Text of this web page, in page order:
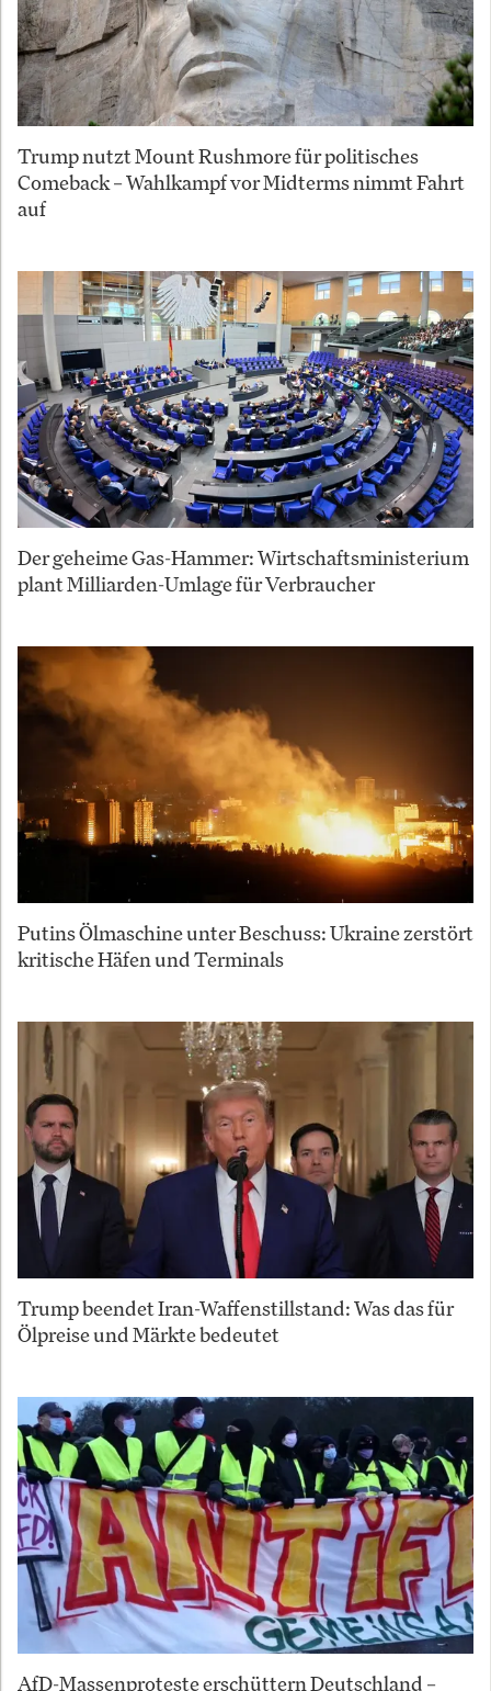
Trump nutzt Mount Rushmore für politisches
Comeback – Wahlkampf vor Midterms nimmt Fahrt
auf
Der geheime Gas-Hammer: Wirtschaftsministerium
plant Milliarden-Umlage für Verbraucher
Putins Ölmaschine unter Beschuss: Ukraine zerstört
kritische Häfen und Terminals
Trump beendet Iran-Waffenstillstand: Was das für
Ölpreise und Märkte bedeutet
AfD-Massenproteste erschüttern Deutschland –